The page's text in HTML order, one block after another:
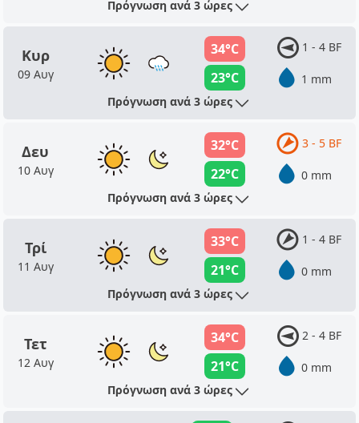
Πρόγνωση ανά 3 ώρες
Κυρ
09 Αυγ
34°C
23°C
1 - 4 BF
1 mm
Πρόγνωση ανά 3 ώρες
Δευ
10 Αυγ
32°C
22°C
3 - 5 BF
0 mm
Πρόγνωση ανά 3 ώρες
Τρί
11 Αυγ
33°C
21°C
1 - 4 BF
0 mm
Πρόγνωση ανά 3 ώρες
Τετ
12 Αυγ
34°C
21°C
2 - 4 BF
0 mm
Πρόγνωση ανά 3 ώρες